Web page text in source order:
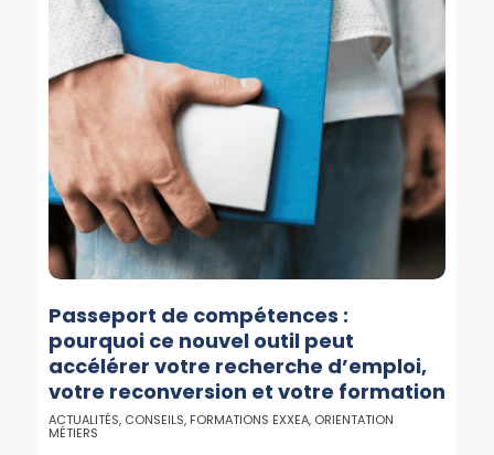
Passeport de compétences :
pourquoi ce nouvel outil peut
accélérer votre recherche d’emploi,
votre reconversion et votre formation
ACTUALITÉS, CONSEILS, FORMATIONS EXXEA, ORIENTATION
MÉTIERS